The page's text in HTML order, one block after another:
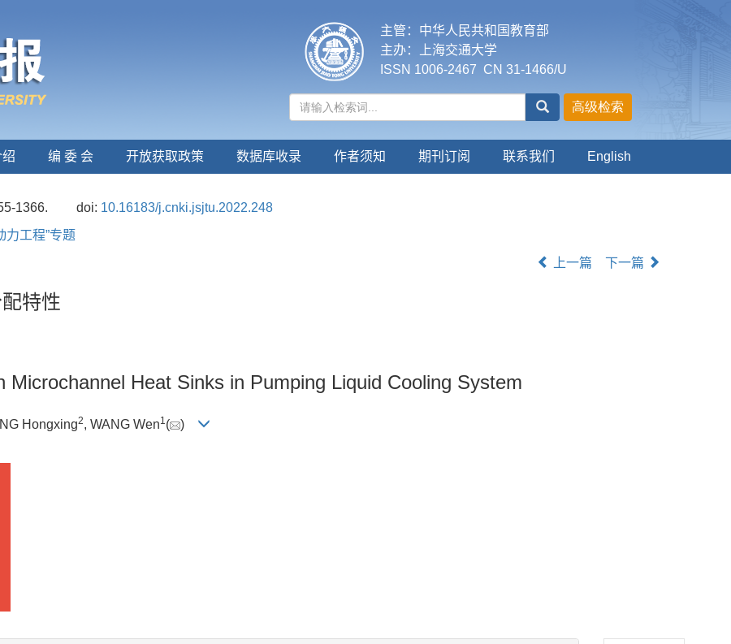
主管：中华人民共和国教育部
主办：上海交通大学
ISSN 1006-2467 CN 31-1466/U
编 委 会 开放获取政策 数据库收录 作者须知 期刊订阅 联系我们 English
1366. doi: 10.16183/j.cnki.jsjtu.2022.248
力工程”专题
上一篇 下一篇
特性
Microchannel Heat Sinks in Pumping Liquid Cooling System
Hongxing2, WANG Wen1 ( )